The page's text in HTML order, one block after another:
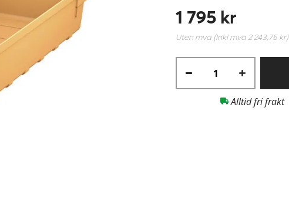
1 795 kr
Uten mva (Inkl mva 2 243,75 kr)
Alltid fri frakt